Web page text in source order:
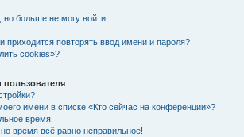
но больше не могу войти!
приходится повторять ввод имени и пароля?
cookies»?
имени в списке «Кто сейчас на конференции»?
время!
время всё равно неправильное!